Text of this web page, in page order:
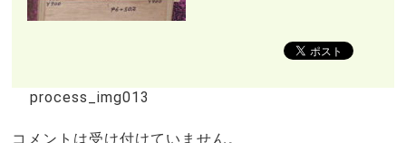
process_img013
コメントは受け付けていません。